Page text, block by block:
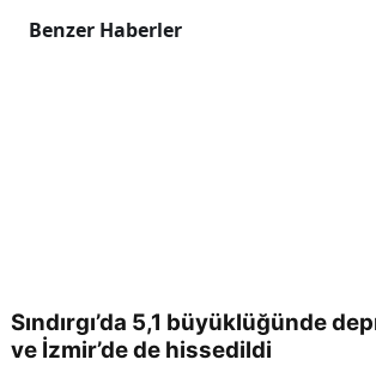
Benzer Haberler
Sındırgı’da 5,1 büyüklüğünde
ve İzmir’de de hissedildi